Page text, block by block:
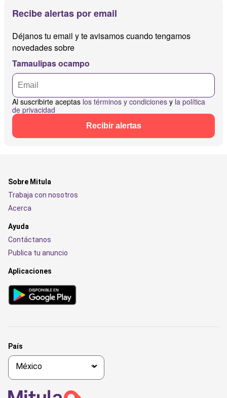
Recibe alertas por email
Déjanos tu email y te avisamos cuando tengamos
novedades sobre
Tamaulipas ocampo
Al suscribirte aceptas los términos y condiciones y la política
de privacidad
Recibir alertas
Sobre Mitula
Trabaja con nosotros
Acerca
Ayuda
Contáctanos
Publica tu anuncio
Aplicaciones
País